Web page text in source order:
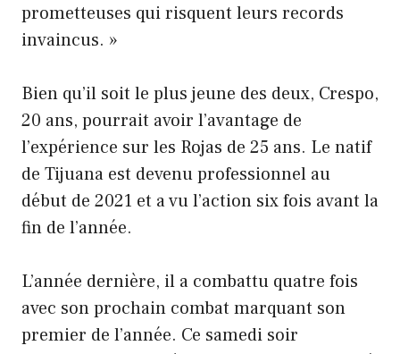
prometteuses qui risquent leurs records
invaincus. »
Bien qu’il soit le plus jeune des deux, Crespo,
20 ans, pourrait avoir l’avantage de
l’expérience sur les Rojas de 25 ans. Le natif
de Tijuana est devenu professionnel au
début de 2021 et a vu l’action six fois avant la
fin de l’année.
L’année dernière, il a combattu quatre fois
avec son prochain combat marquant son
premier de l’année. Ce samedi soir